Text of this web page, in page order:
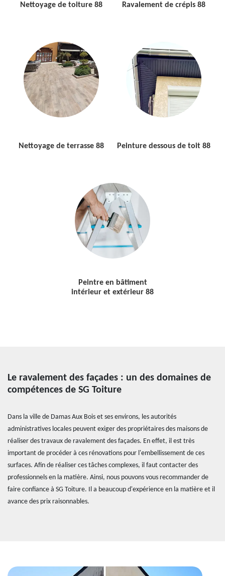
Nettoyage de toiture 88 Ravalement de crépis 88
Nettoyage de terrasse 88 Peinture dessous de toit 88
Peintre en bâtiment
intérieur et extérieur 88
Le ravalement des façades : un des domaines de
compétences de SG Toiture
Dans la ville de Damas Aux Bois et ses environs, les autorités
administratives locales peuvent exiger des propriétaires des maisons de
réaliser des travaux de ravalement des façades. En effet, il est très
important de procéder à ces rénovations pour l'embellissement de ces
surfaces. Afin de réaliser ces tâches complexes, il faut contacter des
professionnels en la matière. Ainsi, nous pouvons vous recommander de
faire confiance à SG Toiture. Il a beaucoup d'expérience en la matière et il
avance des prix raisonnables.